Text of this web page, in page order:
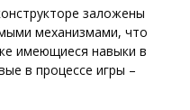
заложены
механизмами, что
имеющиеся навыки в
в процессе игры –